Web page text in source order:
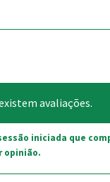
avaliações.
iniciada que
opinião.